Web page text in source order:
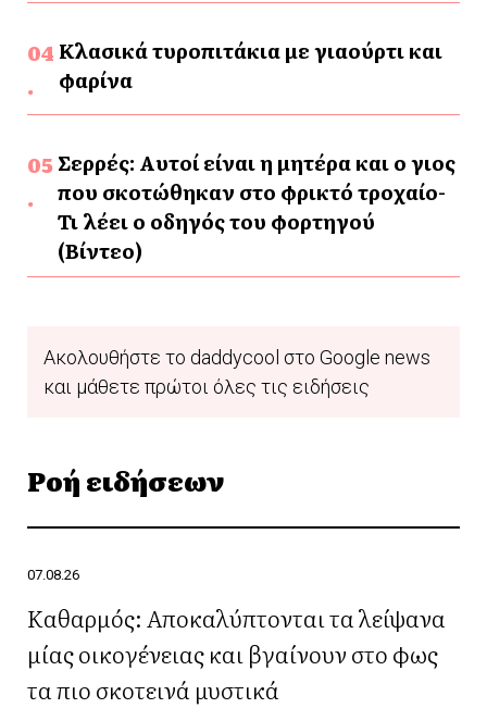
Κλασικά τυροπιτάκια με γιαούρτι και
φαρίνα
Σερρές: Αυτοί είναι η μητέρα και ο γιος
που σκοτώθηκαν στο φρικτό τροχαίο-
Τι λέει ο οδηγός του φορτηγού
(Βίντεο)
Ακολουθήστε το daddycool στο Google news
και μάθετε πρώτοι όλες τις ειδήσεις
Ροή ειδήσεων
07.08.26
Καθαρμός: Αποκαλύπτονται τα λείψανα
μίας οικογένειας και βγαίνουν στο φως
τα πιο σκοτεινά μυστικά